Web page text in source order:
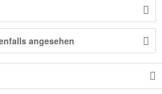
angesehen